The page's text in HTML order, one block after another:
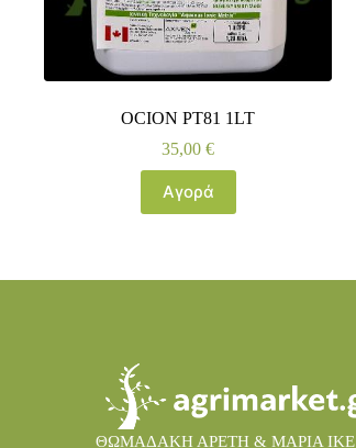
OCION PT81 1LT
35,00€
Αγορά
ΘΩΜΑΔΑΚΗ ΑΡΕΤΗ & ΜΑΡΙΑ IKE